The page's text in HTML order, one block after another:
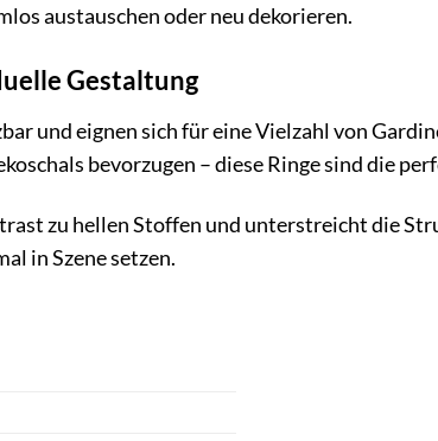
austauschen oder neu dekorieren.
Gestaltung
und eignen sich für eine Vielzahl von
bevorzugen – diese Ringe sind die
zu hellen Stoffen und unterstreicht die
in Szene setzen.